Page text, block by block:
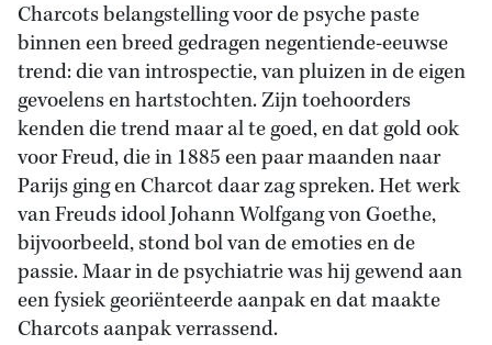
Charcots belangstelling voor de psyche paste
binnen een breed gedragen negentiende-eeuwse
trend: die van introspectie, van pluizen in de eigen
gevoelens en hartstochten. Zijn toehoorders
kenden die trend maar al te goed, en dat gold ook
voor Freud, die in 1885 een paar maanden naar
Parijs ging en Charcot daar zag spreken. Het werk
van Freuds idool Johann Wolfgang von Goethe,
bijvoorbeeld, stond bol van de emoties en de
passie. Maar in de psychiatrie was hij gewend aan
een fysiek georiënteerde aanpak en dat maakte
Charcots aanpak verrassend.